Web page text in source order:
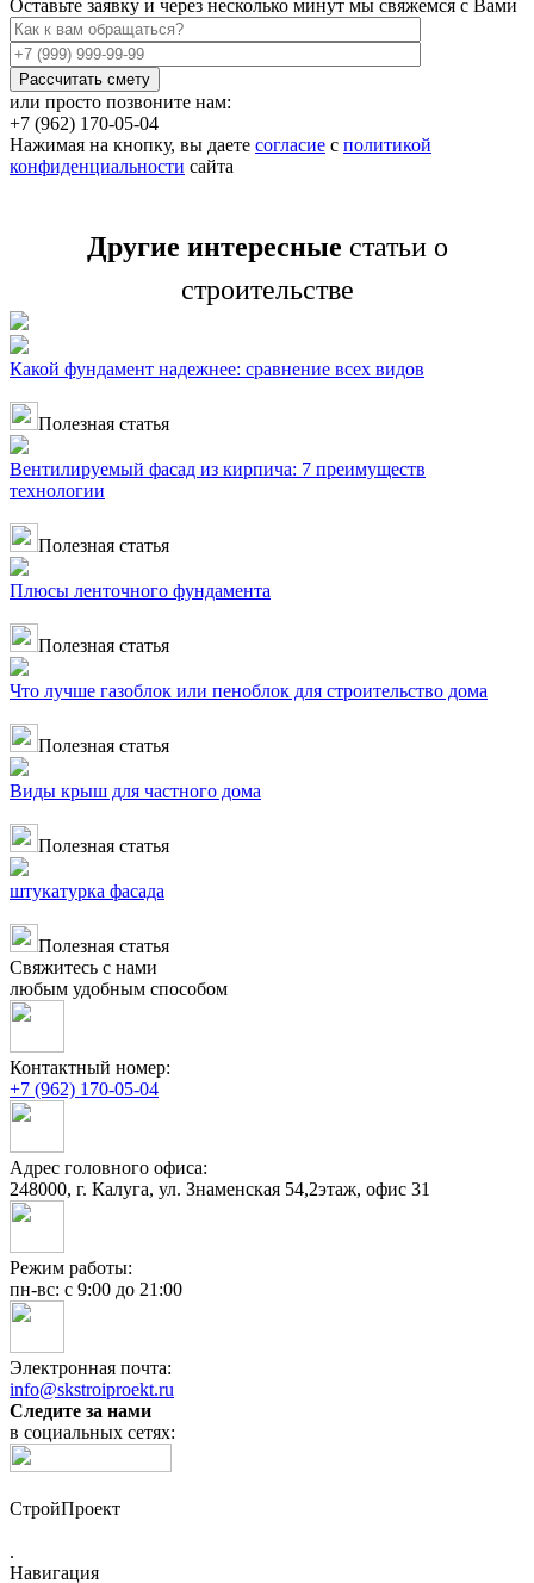
Оставьте заявку и через несколько минут мы свяжемся с Вами
или просто позвоните нам:
+7 (962) 170-05-04
Нажимая на кнопку, вы даете согласие с политикой
конфиденциальности сайта
Другие интересные статьи о
строительстве
Какой фундамент надежнее: сравнение всех видов
Полезная статья
Вентилируемый фасад из кирпича: 7 преимуществ
технологии
Полезная статья
Плюсы ленточного фундамента
Полезная статья
Что лучше газоблок или пеноблок для строительство дома
Полезная статья
Виды крыш для частного дома
Полезная статья
штукатурка фасада
Полезная статья
Свяжитесь с нами
любым удобным способом
Контактный номер:
+7 (962) 170-05-04
Адрес головного офиса:
248000, г. Калуга, ул. Знаменская 54,2этаж, офис 31
Режим работы:
пн-вс: с 9:00 до 21:00
Электронная почта:
info@skstroiproekt.ru
Следите за нами
в социальных сетях:
СтройПроект
.
Навигация